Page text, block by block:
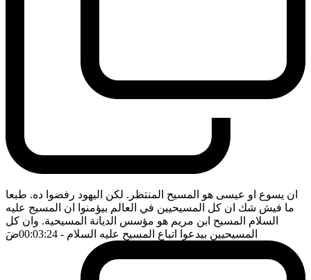
ان يسوع او عيسى هو المسيح المنتظر. لكن اليهود رفضوا ده. طبعا
ما فيش شك ان كل المسيحيين في العالم بيؤمنوا ان المسيح عليه
السلام المسيح ابن مريم هو مؤسس الديانة المسيحية. وان كل
المسيحيين بيدعوا اتباع المسيح عليه السلام - 00:03:24 ضَ